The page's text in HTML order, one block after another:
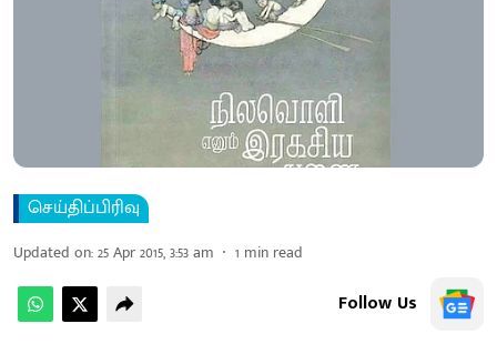
செய்திப்பிரிவு
Updated on:25 Apr 2015, 3:53 am 1 min read
Follow Us